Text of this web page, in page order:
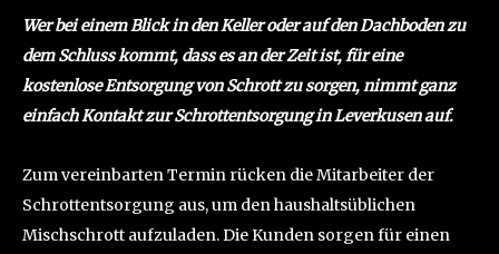
Wer bei einem Blick in den Keller oder auf den Dachboden zu
dem Schluss kommt, dass es an der Zeit ist, für eine
kostenlose Entsorgung von Schrott zu sorgen, nimmt ganz
einfach Kontakt zur Schrottentsorgung in Leverkusen auf.
Zum vereinbarten Termin rücken die Mitarbeiter der
Schrottentsorgung aus, um den haushaltsüblichen
Mischschrott aufzuladen. Die Kunden sorgen für einen